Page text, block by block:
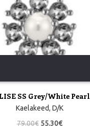
SS Grey/White Pearl
Kaelakeed, D/K
79.00€ 55.30€